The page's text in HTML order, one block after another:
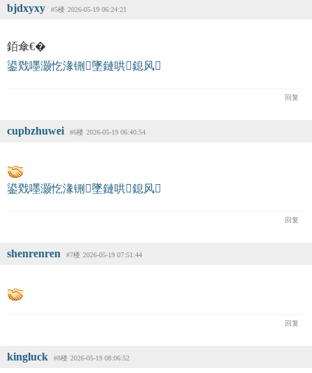
bjdxyxy #5楼 2026-05-19 06:24:21
銆傘€�
鍙戣嚜灏忔湪铏墜鏈哄鎴风
回复
cupbzhuwei #6楼 2026-05-19 06:40:54
鍙戣嚜灏忔湪铏墜鏈哄鎴风
回复
shenrenren #7楼 2026-05-19 07:51:44
回复
kingluck #8楼 2026-05-19 08:06:52